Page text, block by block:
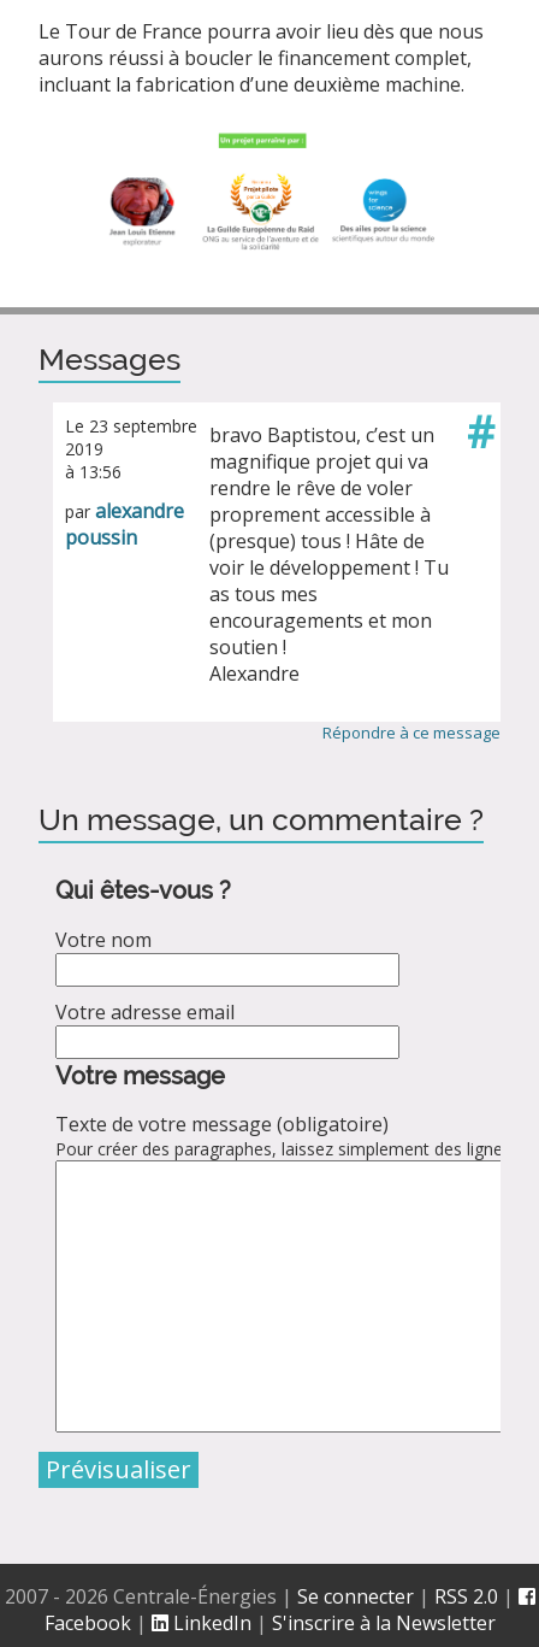
Le Tour de France pourra avoir lieu dès que nous
aurons réussi à boucler le financement complet,
incluant la fabrication d’une deuxième machine.
Messages
Le 23 septembre
2019
à 13:56
par alexandre
poussin
bravo Baptistou, c’est un
magnifique projet qui va
rendre le rêve de voler
proprement accessible à
(presque) tous ! Hâte de
voir le développement ! Tu
as tous mes
encouragements et mon
soutien !
Alexandre
#
Répondre à ce message
Un message, un commentaire ?
Qui êtes-vous ?
Votre nom
Votre adresse email
Votre message
Texte de votre message (obligatoire)
Pour créer des paragraphes, laissez simplement des lignes
2007 - 2026 Centrale-Énergies | Se connecter| RSS 2.0 |
Facebook| LinkedIn | S'inscrire à la Newsletter